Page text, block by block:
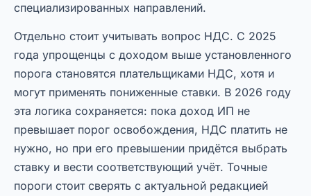
специализированных направлений.
Отдельно стоит учитывать вопрос НДС. С 2025
года упрощенцы с доходом выше установленного
порога становятся плательщиками НДС, хотя и
могут применять пониженные ставки. В 2026 году
эта логика сохраняется: пока доход ИП не
превышает порог освобождения, НДС платить не
нужно, но при его превышении придётся выбрать
ставку и вести соответствующий учёт. Точные
пороги стоит сверять с актуальной редакцией